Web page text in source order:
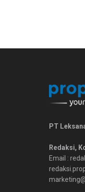
PT
Redaksi,
Email :